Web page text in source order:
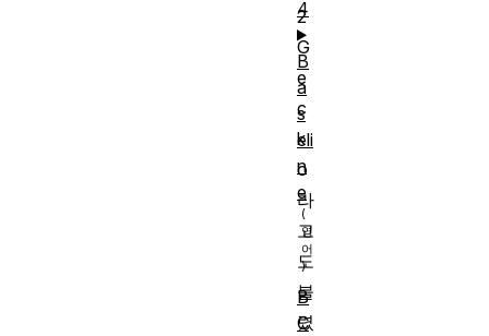
2
G
e
c
k
o
라
고
도
불
렸
4
B
a
s
eli
n
e
B
C